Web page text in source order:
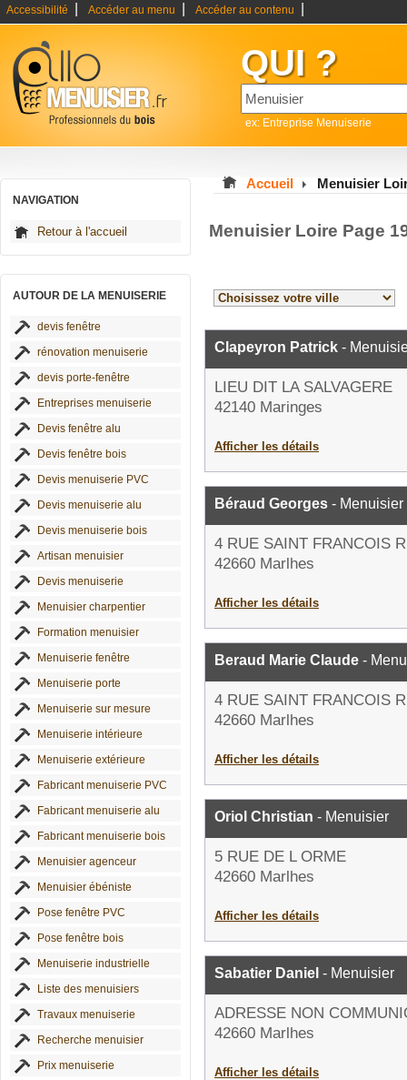
Accessibilité Accéder au menu Accéder au contenu
QUI ?
ex: Entreprise Menuiserie
NAVIGATION
Retour à l'accueil
AUTOUR DE LA MENUISERIE
devis fenêtre
rénovation menuiserie
devis porte-fenêtre
Entreprises menuiserie
Devis fenêtre alu
Devis fenêtre bois
Devis menuiserie PVC
Devis menuiserie alu
Devis menuiserie bois
Artisan menuisier
Devis menuiserie
Menuisier charpentier
Formation menuisier
Menuiserie fenêtre
Menuiserie porte
Menuiserie sur mesure
Menuiserie intérieure
Menuiserie extérieure
Fabricant menuiserie PVC
Fabricant menuiserie alu
Fabricant menuiserie bois
Menuisier agenceur
Menuisier ébéniste
Pose fenêtre PVC
Pose fenêtre bois
Menuiserie industrielle
Liste des menuisiers
Travaux menuiserie
Recherche menuisier
Prix menuiserie
Accueil Menuisier
Menuisier Loire Page
Clapeyron Patrick -
LIEU DIT LA SALVAGERE
42140 Maringes
Afficher les détails
Béraud Georges - Menuisier
4 RUE SAINT FRANCOIS
42660 Marlhes
Afficher les détails
Beraud Marie Claude -
4 RUE SAINT FRANCOIS
42660 Marlhes
Afficher les détails
Oriol Christian - Menuisier
5 RUE DE L ORME
42660 Marlhes
Afficher les détails
Sabatier Daniel - Menuisier
ADRESSE NON
42660 Marlhes
Afficher les détails